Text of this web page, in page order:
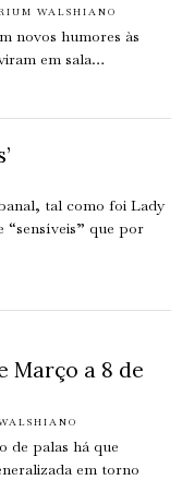
WALSHIANO
novos humores às
em sala…
tal como foi Lady
“sensíveis” que por
Março a 8 de
de palas há que
em torno